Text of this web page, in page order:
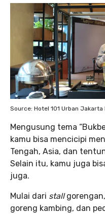
Source: Hotel 101 Urban Jakarta
Mengusung tema
kamu bisa mencicipi
Tengah, Asia, dan
Selain itu, kamu juga
juga.
Mulai dari stall
goreng kambing, dan